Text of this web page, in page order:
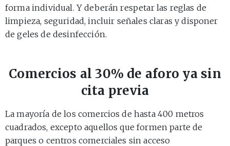
forma individual. Y deberán respetar las reglas de
limpieza, seguridad, incluir señales claras y disponer
de geles de desinfección.
Comercios al 30% de aforo ya sin
cita previa
La mayoría de los comercios de hasta 400 metros
cuadrados, excepto aquellos que formen parte de
parques o centros comerciales sin acceso